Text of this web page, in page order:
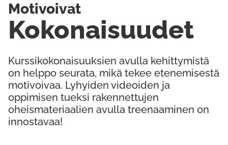
Kurssikokonaisuuksien avulla kehittymistä
on helppo seurata, mikä tekee etenemisestä
motivoivaa. Lyhyiden videoiden ja
oppimisen tueksi rakennettujen
oheismateriaalien avulla treenaaminen on
innostavaa!
Kokonaisuudet
Motivoivat